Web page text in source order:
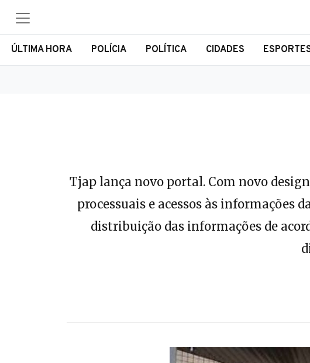
ÚLTIMA HORA POLÍCIA POLÍTICA CIDADES
Tjap lança novo portal. Com novo
processuais e acessos às informações
distribuição das informações de